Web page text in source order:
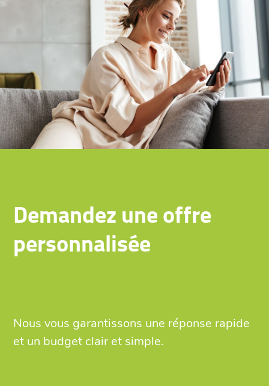
Demandez une offre
personnalisée
Nous vous garantissons une réponse rapide
et un budget clair et simple.